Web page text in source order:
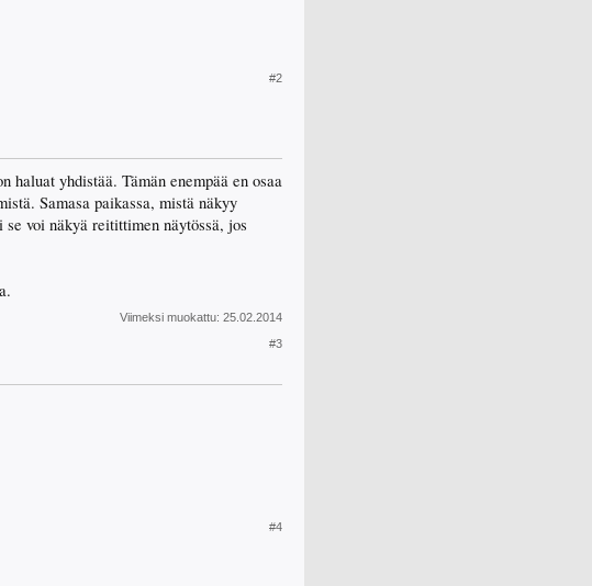
#2
yhdistää. Tämän enempää en osaa
Samasa paikassa, mistä näkyy
voi näkyä reitittimen näytössä, jos
Viimeksi muokattu: 25.02.2014
#3
#4